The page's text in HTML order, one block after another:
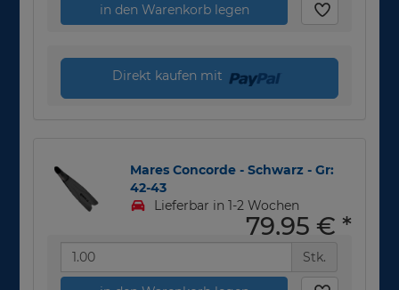
in den Warenkorb legen
Direkt kaufen mit
Mares Concorde - Schwarz - Gr:
42-43
Lieferbar in 1-2 Wochen
79,95 € *
Stk.